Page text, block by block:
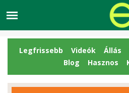
Legfrissebb Videók Állás
Blog
Hasznos